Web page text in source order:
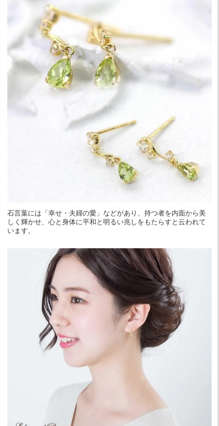
石言葉には「幸せ・夫婦の愛」などがあり、持つ者を内面から美
しく輝かせ、心と身体に平和と明るい兆しをもたらすと云われて
います。